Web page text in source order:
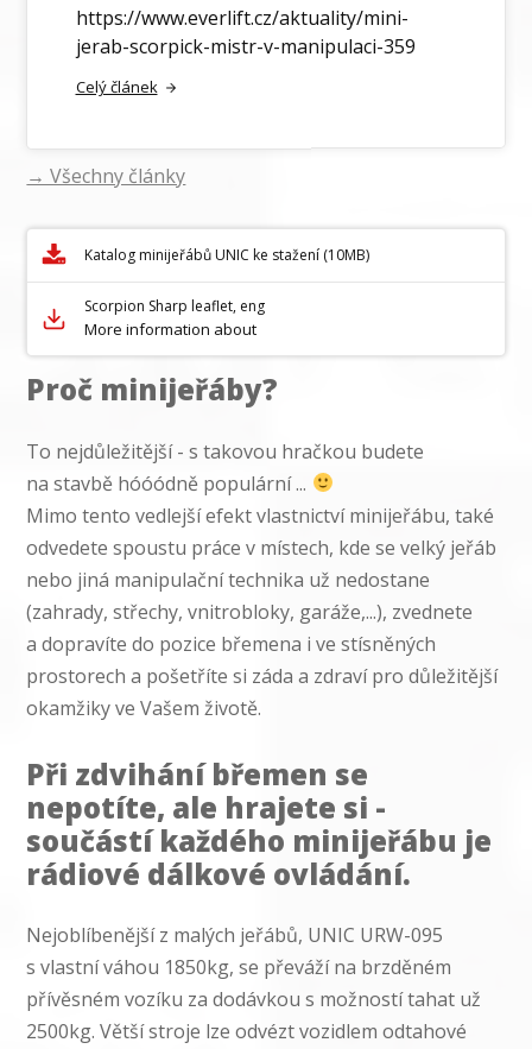
https://www.everlift.cz/aktuality/mini-
jerab-scorpick-mistr-v-manipulaci-359
Celý článek
→ Všechny články
Katalog minijeřábů UNIC ke stažení (10MB)
Scorpion Sharp leaflet, eng
More information about
Proč minijeřáby?
To nejdůležitější - s takovou hračkou budete
na stavbě hóóódně populární ...
Mimo tento vedlejší efekt vlastnictví minijeřábu, také
odvedete spoustu práce v místech, kde se velký jeřáb
nebo jiná manipulační technika už nedostane
(zahrady, střechy, vnitrobloky, garáže,...), zvednete
a dopravíte do pozice břemena i ve stísněných
prostorech a pošetříte si záda a zdraví pro důležitější
okamžiky ve Vašem životě.
Při zdvihání břemen se
nepotíte, ale hrajete si -
součástí každého minijeřábu je
rádiové dálkové ovládání.
Nejoblíbenější z malých jeřábů, UNIC URW-095
s vlastní váhou 1850kg, se převáží na brzděném
přívěsném vozíku za dodávkou s možností tahat už
2500kg. Větší stroje lze odvézt vozidlem odtahové